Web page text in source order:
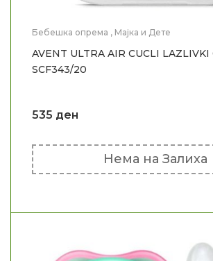
Бебешка опрема , Мајка и Дете
AVENT ULTRA AIR CUCLI
SCF343/20
535 ден
Нема на Залиха